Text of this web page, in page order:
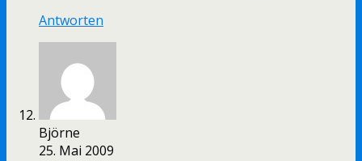
Antworten
Björne
25. Mai 2009